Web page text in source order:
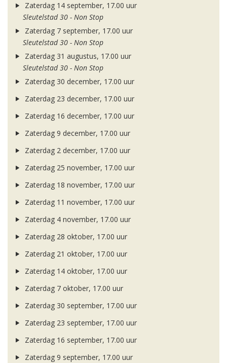
Zaterdag 14 september, 17.00 uur
Sleutelstad 30 - Non Stop
Zaterdag 7 september, 17.00 uur
Sleutelstad 30 - Non Stop
Zaterdag 31 augustus, 17.00 uur
Sleutelstad 30 - Non Stop
Zaterdag 30 december, 17.00 uur
Zaterdag 23 december, 17.00 uur
Zaterdag 16 december, 17.00 uur
Zaterdag 9 december, 17.00 uur
Zaterdag 2 december, 17.00 uur
Zaterdag 25 november, 17.00 uur
Zaterdag 18 november, 17.00 uur
Zaterdag 11 november, 17.00 uur
Zaterdag 4 november, 17.00 uur
Zaterdag 28 oktober, 17.00 uur
Zaterdag 21 oktober, 17.00 uur
Zaterdag 14 oktober, 17.00 uur
Zaterdag 7 oktober, 17.00 uur
Zaterdag 30 september, 17.00 uur
Zaterdag 23 september, 17.00 uur
Zaterdag 16 september, 17.00 uur
Zaterdag 9 september, 17.00 uur